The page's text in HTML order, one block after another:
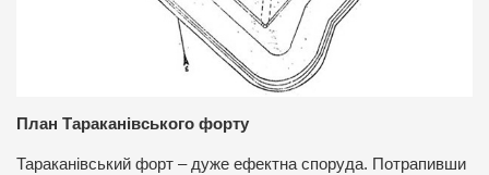
План Тараканівського форту
Тараканівський форт – дуже ефектна споруда. Потрапивши